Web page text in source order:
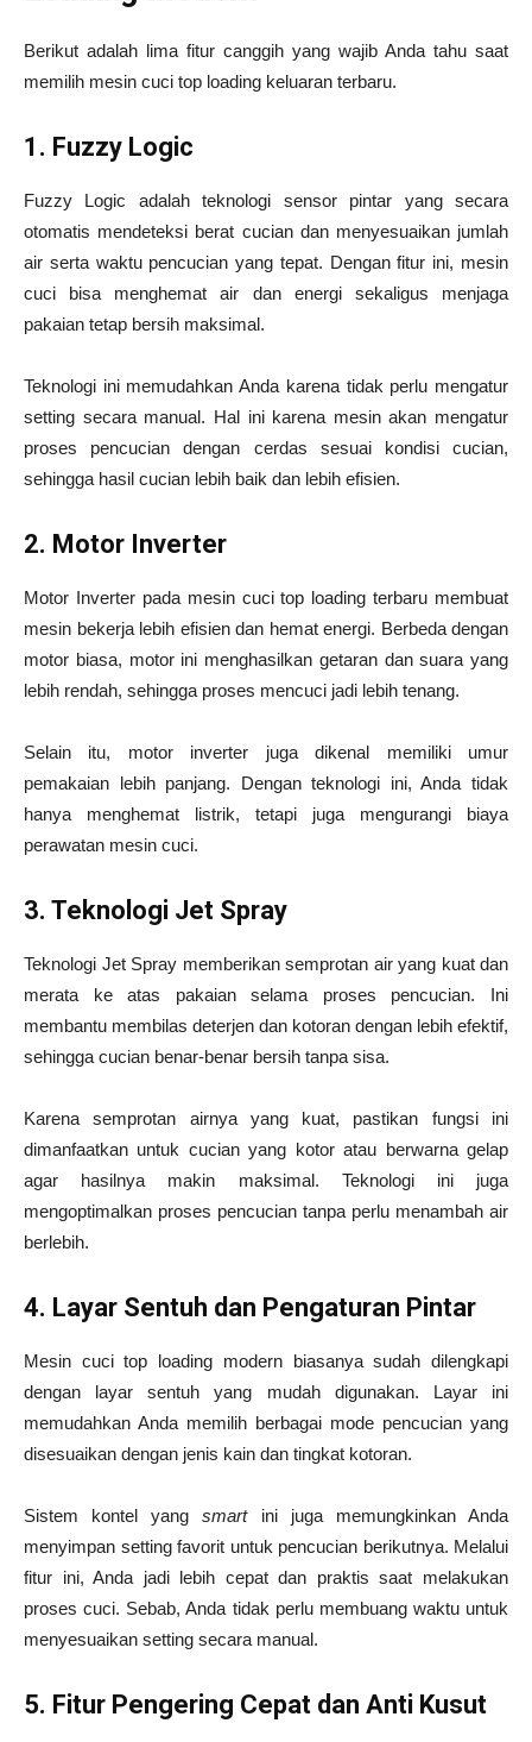
Berikut adalah lima fitur canggih yang wajib Anda tahu saat
memilih mesin cuci top loading keluaran terbaru.
1. Fuzzy Logic
Fuzzy Logic adalah teknologi sensor pintar yang secara
otomatis mendeteksi berat cucian dan menyesuaikan jumlah
air serta waktu pencucian yang tepat. Dengan fitur ini, mesin
cuci bisa menghemat air dan energi sekaligus menjaga
pakaian tetap bersih maksimal.
Teknologi ini memudahkan Anda karena tidak perlu mengatur
setting secara manual. Hal ini karena mesin akan mengatur
proses pencucian dengan cerdas sesuai kondisi cucian,
sehingga hasil cucian lebih baik dan lebih efisien.
2. Motor Inverter
Motor Inverter pada mesin cuci top loading terbaru membuat
mesin bekerja lebih efisien dan hemat energi. Berbeda dengan
motor biasa, motor ini menghasilkan getaran dan suara yang
lebih rendah, sehingga proses mencuci jadi lebih tenang.
Selain itu, motor inverter juga dikenal memiliki umur
pemakaian lebih panjang. Dengan teknologi ini, Anda tidak
hanya menghemat listrik, tetapi juga mengurangi biaya
perawatan mesin cuci.
3. Teknologi Jet Spray
Teknologi Jet Spray memberikan semprotan air yang kuat dan
merata ke atas pakaian selama proses pencucian. Ini
membantu membilas deterjen dan kotoran dengan lebih efektif,
sehingga cucian benar-benar bersih tanpa sisa.
Karena semprotan airnya yang kuat, pastikan fungsi ini
dimanfaatkan untuk cucian yang kotor atau berwarna gelap
agar hasilnya makin maksimal. Teknologi ini juga
mengoptimalkan proses pencucian tanpa perlu menambah air
berlebih.
4. Layar Sentuh dan Pengaturan Pintar
Mesin cuci top loading modern biasanya sudah dilengkapi
dengan layar sentuh yang mudah digunakan. Layar ini
memudahkan Anda memilih berbagai mode pencucian yang
disesuaikan dengan jenis kain dan tingkat kotoran.
Sistem kontel yangsmart ini juga memungkinkan Anda
menyimpan setting favorit untuk pencucian berikutnya. Melalui
fitur ini, Anda jadi lebih cepat dan praktis saat melakukan
proses cuci. Sebab, Anda tidak perlu membuang waktu untuk
menyesuaikan setting secara manual.
5. Fitur Pengering Cepat dan Anti Kusut